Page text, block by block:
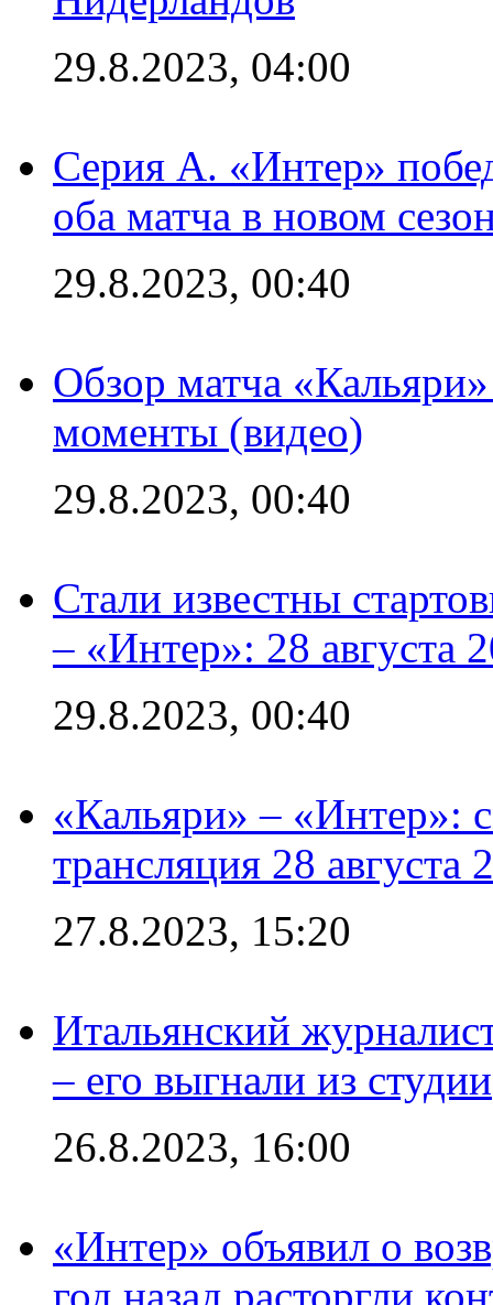
29.8.2023, 04:00
Серия А. «Интер»
оба матча в новом
29.8.2023, 00:40
Обзор матча
моменты (видео)
29.8.2023, 00:40
Стали известны
– «Интер»: 28 августа
29.8.2023, 00:40
«Кальяри» – «Интер»:
трансляция 28 августа
27.8.2023, 15:20
Итальянский
– его выгнали из студии
26.8.2023, 16:00
«Интер» объявил о
год назад расторгли